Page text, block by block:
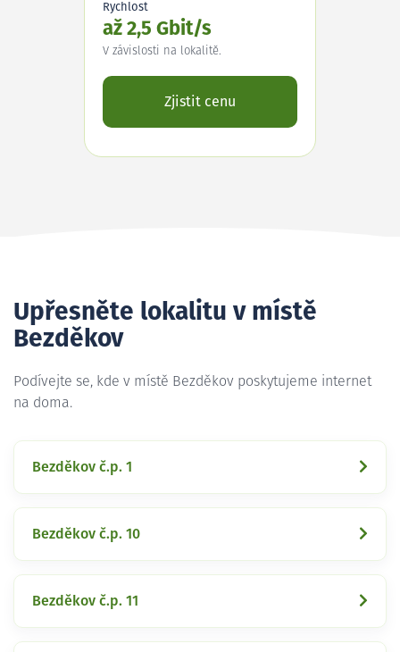
Rychlost
až 2,5 Gbit/s
V závislosti na lokalitě.
Zjistit cenu
Upřesněte lokalitu v místě
Bezděkov
Podívejte se, kde v místě Bezděkov poskytujeme internet
na doma.
Bezděkov č.p. 1
Bezděkov č.p. 10
Bezděkov č.p. 11